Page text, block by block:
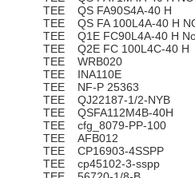
TEE QS FA90S4A-40 H
TEE QS FA 100L4A-40 H
TEE Q1E FC90L4A-40 H
TEE Q2E FC 100L4C-40 H
TEE WRB020
TEE INA110E
TEE NF-P 25363
TEE QJ22187-1/2-NYB
TEE QSFA112M4B-40H
TEE cfg_8079-PP-100
TEE AFB012
TEE CP16903-4SSPP
TEE cp45102-3-sspp